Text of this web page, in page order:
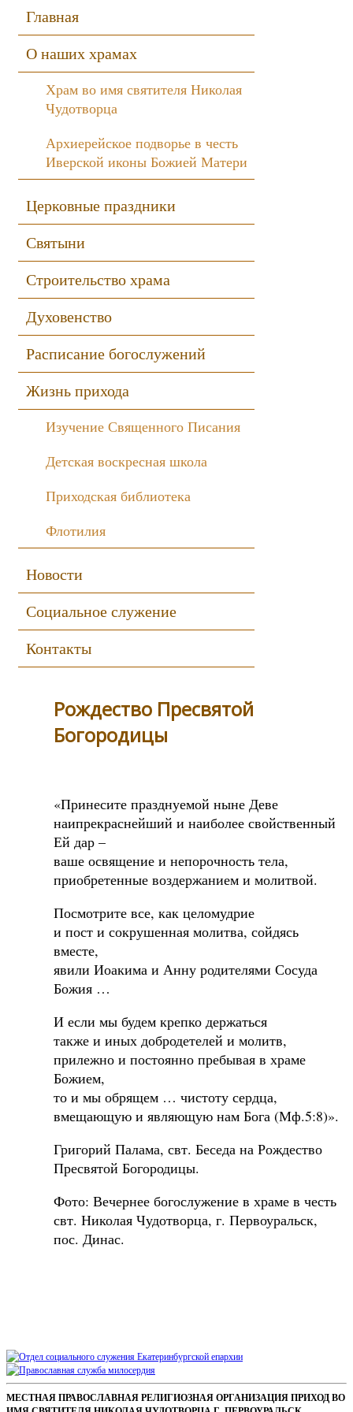
Sidebar
Главная
О наших храмах
Храм во имя святителя Николая
Чудотворца
Архиерейское подворье в честь
Иверской иконы Божией Матери
Церковные праздники
Святыни
Строительство храма
Духовенство
Расписание богослужений
Жизнь прихода
Изучение Священного Писания
Детская воскресная школа
Приходская библиотека
Флотилия
Новости
Социальное служение
Контакты
Рождество Пресвятой
Богородицы
«Принесите празднуемой ныне Деве
наипрекраснейший и наиболее свойственный
Ей дар –
ваше освящение и непорочность тела,
приобретенные воздержанием и молитвой.
Посмотрите все, как целомудрие
и пост и сокрушенная молитва, сойдясь
вместе,
явили Иоакима и Анну родителями Сосуда
Божия …
И если мы будем крепко держаться
также и иных добродетелей и молитв,
прилежно и постоянно пребывая в храме
Божием,
то и мы обрящем … чистоту сердца,
вмещающую и являющую нам Бога (Мф.5:8)».
Григорий Палама, свт. Беседа на Рождество
Пресвятой Богородицы.
Фото: Вечернее богослужение в храме в честь
свт. Николая Чудотворца, г. Первоуральск,
пос. Динас.
Sidebar
Footer
МЕСТНАЯ ПРАВОСЛАВНАЯ РЕЛИГИОЗНАЯ ОРГАНИЗАЦИЯ ПРИХОД ВО